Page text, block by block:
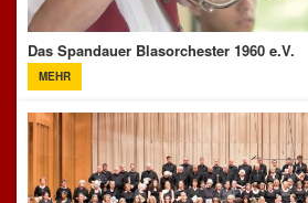
Das Spandauer Blasorchester 1960 e.V.
MEHR